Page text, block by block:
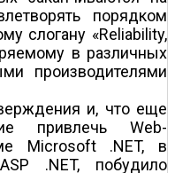
порядком
слогану «Reliability,
в различных
производителями
и, что еще
привлечь Web-
Microsoft .NET, в
.NET, побудило